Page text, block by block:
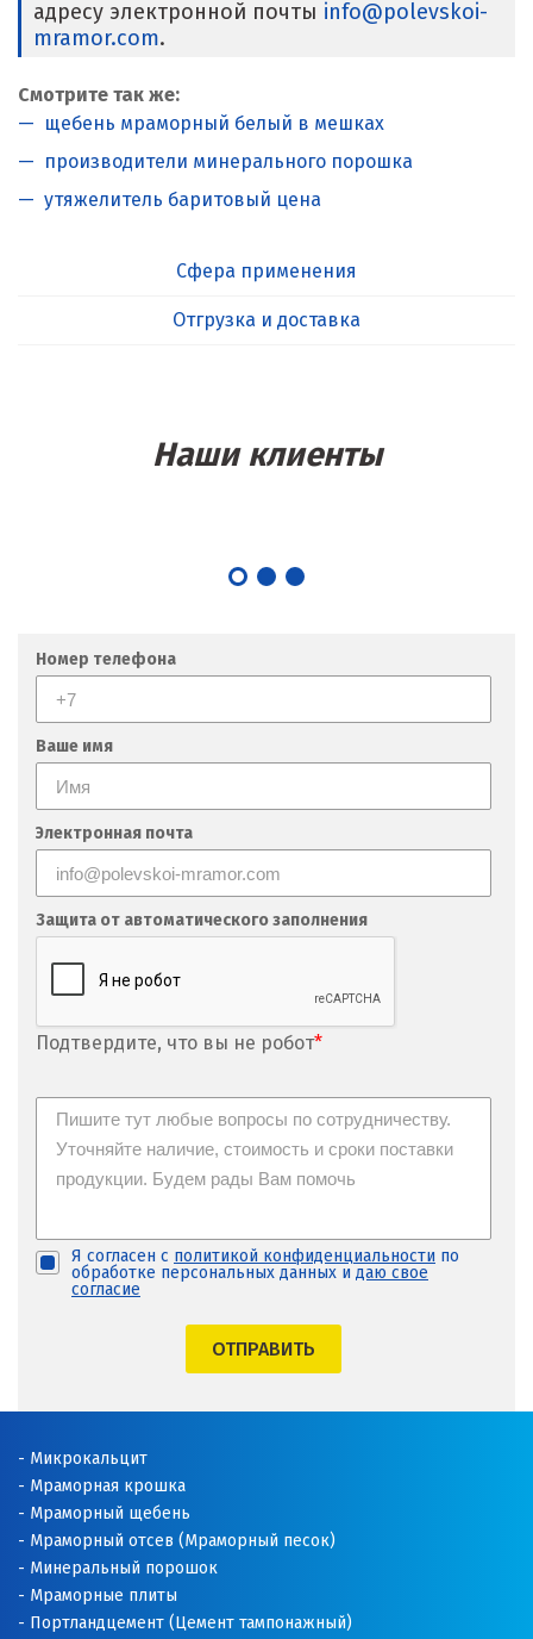
адресу электронной почты info@polevskoi-
mramor.com.
Смотрите так же:
щебень мраморный белый в мешках
производители минерального порошка
утяжелитель баритовый цена
Сфера применения
Отгрузка и доставка
Наши клиенты
Номер телефона
Ваше имя
Электронная почта
Защита от автоматического заполнения
Подтвердите, что вы не робот*
Я согласен с политикой конфиденциальности по
обработке персональных данных и даю свое
согласие
ОТПРАВИТЬ
Микрокальцит
Мраморная крошка
Мраморный щебень
Мраморный отсев (Мраморный песок)
Минеральный порошок
Мраморные плиты
Портландцемент (Цемент тампонажный)